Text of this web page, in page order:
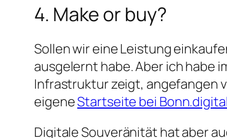
4. Make or buy?
Sollen wir eine Leistung
ausgelernt habe. Aber ich habe
Infrastruktur zeigt, angefangen
eigeneStartseite bei Bonn.digital
Digitale Souveränität hat aber